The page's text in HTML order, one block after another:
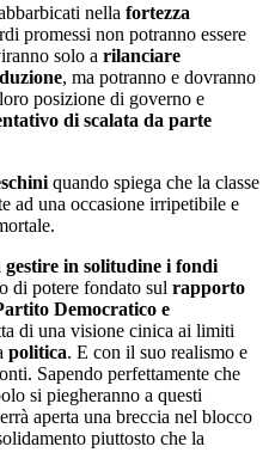
nella fortezza
promessi non potranno essere
solo a rilanciare
, ma potranno e dovranno
posizione di governo e
di scalata da parte
quando spiega che la classe
ad una occasione irripetibile e
in solitudine i fondi
di potere fondato sul rapporto
Democratico e
di una visione cinica ai limiti
politica. E con il suo realismo e
Sapendo perfettamente che
si piegheranno a questi
aperta una breccia nel blocco
piuttosto che la